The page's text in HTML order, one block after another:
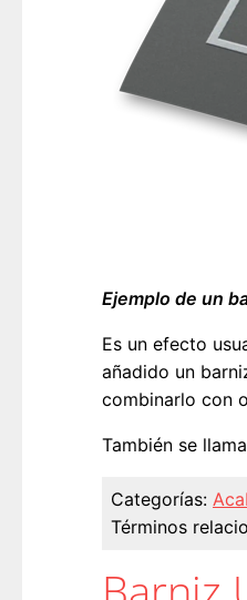
Ejemplo de un
Es un efecto
añadido un
combinarlo con
También se
Categorías:
Términos